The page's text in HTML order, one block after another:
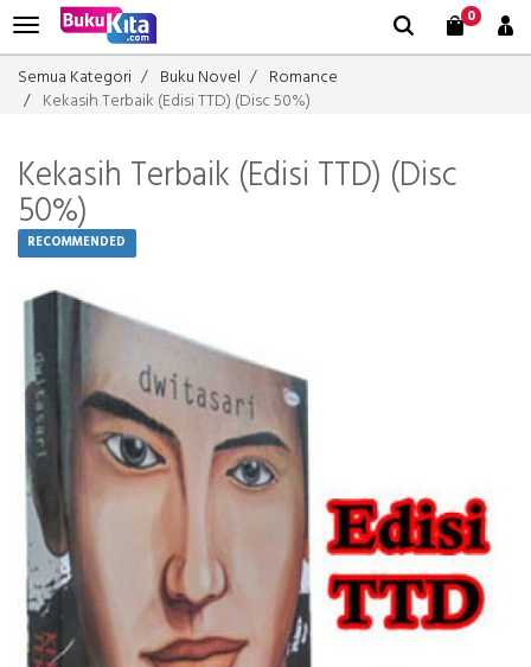
0
Semua Kategori Buku Novel
Romance
Kekasih Terbaik (Edisi TTD) (Disc 50%)
Kekasih Terbaik (Edisi TTD) (Disc
50%)
RECOMMENDED